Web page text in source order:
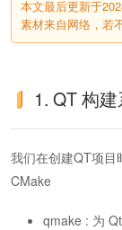
本文最后更新于
素材来自网络，若
1. QT 构
我们在创建QT项目
CMake
qmake : 为